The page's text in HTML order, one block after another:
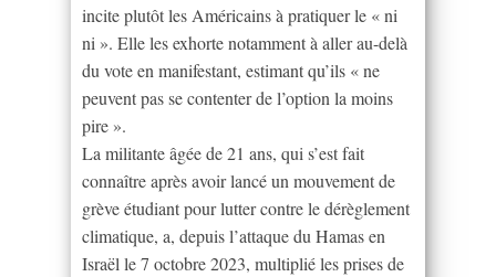
incite plutôt les Américains à pratiquer le « ni
ni ». Elle les exhorte notamment à aller au-delà
du vote en manifestant, estimant qu’ils « ne
peuvent pas se contenter de l’option la moins
pire ».
La militante âgée de 21 ans, qui s’est fait
connaître après avoir lancé un mouvement de
grève étudiant pour lutter contre le dérèglement
climatique, a, depuis l’attaque du Hamas en
Israël le 7 octobre 2023, multiplié les prises de